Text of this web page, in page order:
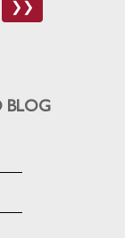
❯❯
BLOG